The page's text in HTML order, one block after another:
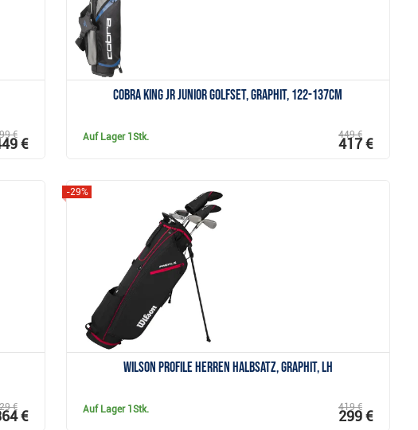
€
€
Cobra KING JR Junior Golfset, Graphit, 122-137cm
Auf Lager 1Stk. 449 €
417 €
€
€
Wilson Profile Herren Halbsatz, Graphit, LH
-29%
Auf Lager 1Stk. 419 €
299 €
Anzeigen